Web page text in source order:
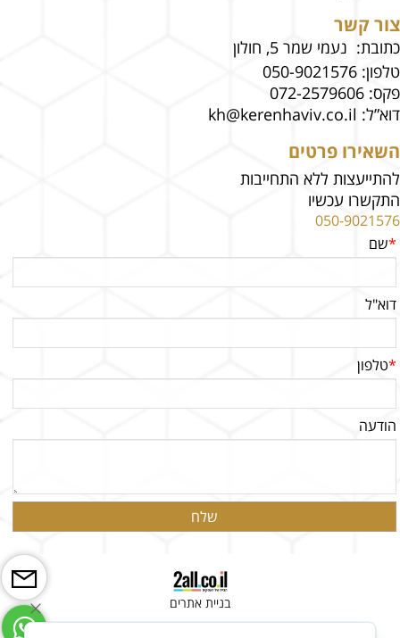
צור קשר
כתובת: נעמי שמר 5, חולון
טלפון: 050-9021576
פקס: 072-2579606
דוא”ל: kh@kerenhaviv.co.il
השאירו פרטים
להתייעצות ללא התחייבות
התקשרו עכשיו
050-9021576
*שם
דוא"ל
*טלפון
הודעה
בניית אתרים